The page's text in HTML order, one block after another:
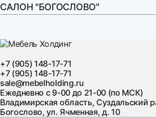
- за МКАД и по московской области
- зона 1 (от ТТК до мкада): +1500 руб.
- зона 2 (от ТТК до садового
- зона 3 (садовое кольцо) : +3000р
САЛОН "БОГОСЛОВО"
+7 (905) 148-17-71
+7 (905) 148-17-71
sale@mebelholding.ru
Ежедневно с 9-00 до 21-00 (по МСК)
Владимирская область, Суздальский
Богослово, ул. Ячменная, д. 10